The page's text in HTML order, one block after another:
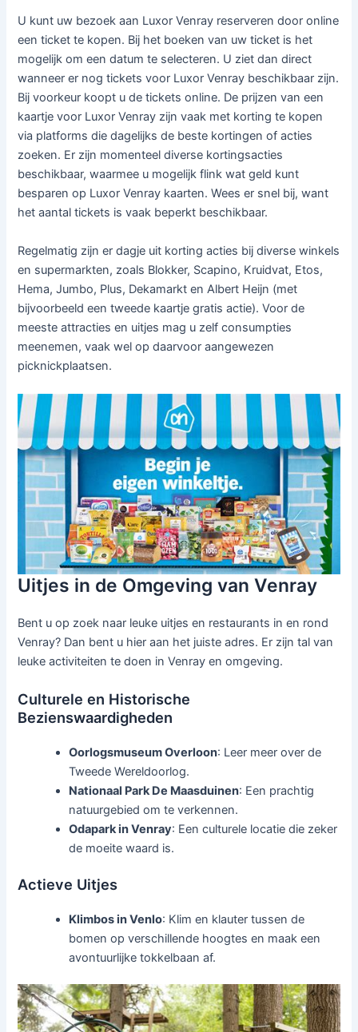
U kunt uw bezoek aan Luxor Venray reserveren door online
een ticket te kopen. Bij het boeken van uw ticket is het
mogelijk om een datum te selecteren. U ziet dan direct
wanneer er nog tickets voor Luxor Venray beschikbaar zijn.
Bij voorkeur koopt u de tickets online. De prijzen van een
kaartje voor Luxor Venray zijn vaak met korting te kopen
via platforms die dagelijks de beste kortingen of acties
zoeken. Er zijn momenteel diverse kortingsacties
beschikbaar, waarmee u mogelijk flink wat geld kunt
besparen op Luxor Venray kaarten. Wees er snel bij, want
het aantal tickets is vaak beperkt beschikbaar.
Regelmatig zijn er dagje uit korting acties bij diverse winkels
en supermarkten, zoals Blokker, Scapino, Kruidvat, Etos,
Hema, Jumbo, Plus, Dekamarkt en Albert Heijn (met
bijvoorbeeld een tweede kaartje gratis actie). Voor de
meeste attracties en uitjes mag u zelf consumpties
meenemen, vaak wel op daarvoor aangewezen
picknickplaatsen.
Uitjes in de Omgeving van Venray
Bent u op zoek naar leuke uitjes en restaurants in en rond
Venray? Dan bent u hier aan het juiste adres. Er zijn tal van
leuke activiteiten te doen in Venray en omgeving.
Culturele en Historische
Bezienswaardigheden
Oorlogsmuseum Overloon: Leer meer over de
Tweede Wereldoorlog.
Nationaal Park De Maasduinen: Een prachtig
natuurgebied om te verkennen.
Odapark in Venray: Een culturele locatie die zeker
de moeite waard is.
Actieve Uitjes
Klimbos in Venlo: Klim en klauter tussen de
bomen op verschillende hoogtes en maak een
avontuurlijke tokkelbaan af.